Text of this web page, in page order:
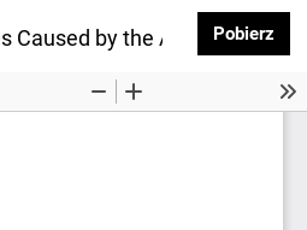
artykułu
Caused by the Aggression
Pobierz